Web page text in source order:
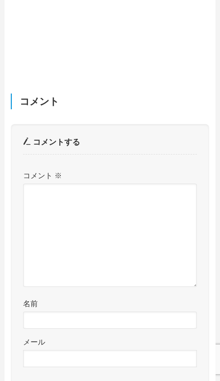
コメント
コメントする
コメント ※
名前
メール